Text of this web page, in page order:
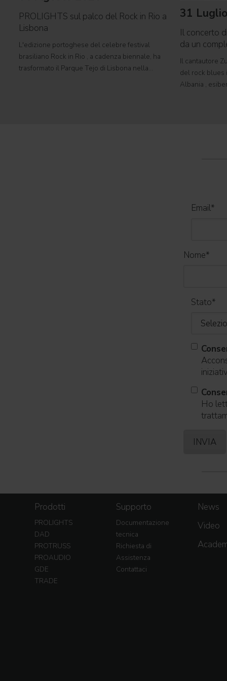
PROLIGHTS sul palco del Rock in Rio a
Lisbona
L'edizione portoghese del celebre festival
brasiliano Rock in Rio , a cadenza biennale, ha
trasformato il Parque Tejo di Lisbona nella
31
Il concerto
da un
Il cantautore
del rock blues
Albania ,
World Tour
Email*
Nome*
Stato*
Ho
Prodotti
PROLIGHTS
DAD
PROTRUSS
PROAUDIO
GDE
TRADE
Supporto
Documentazione
tecnica
Richiesta di
Assistenza
Contattaci
News
Video